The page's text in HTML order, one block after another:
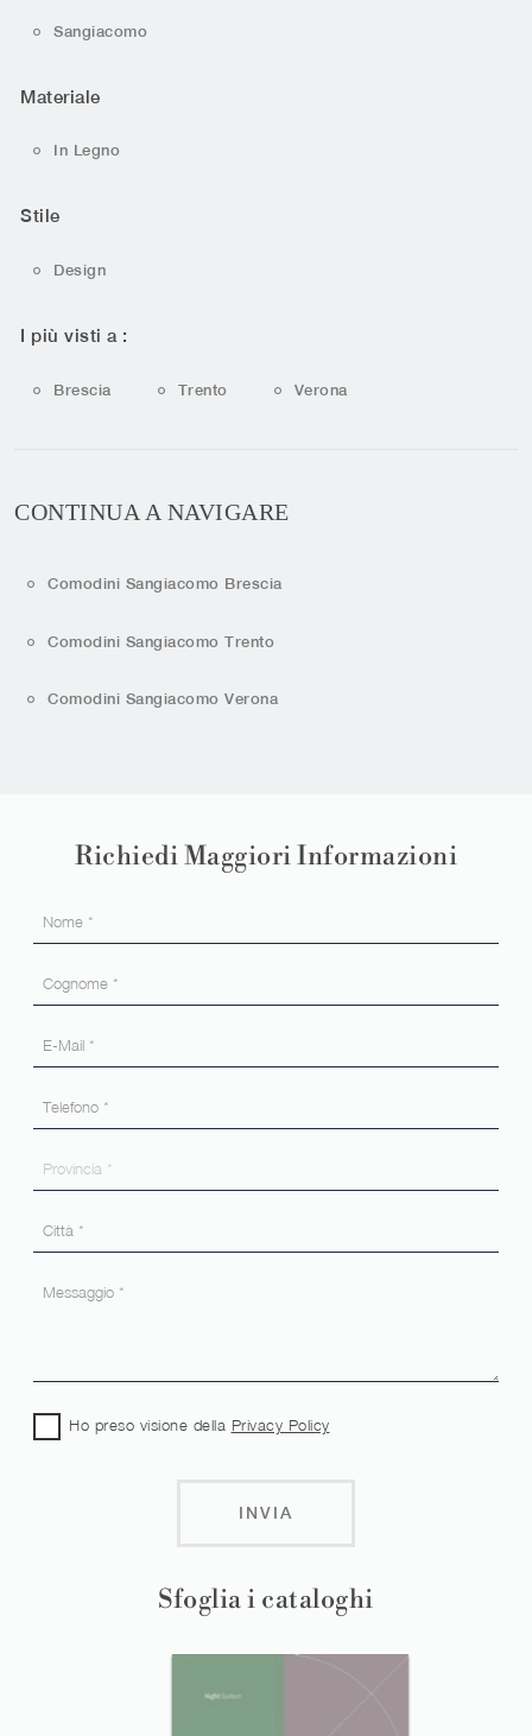
Sangiacomo
Materiale
In Legno
Stile
Design
I più visti a :
Brescia Trento Verona
CONTINUA A NAVIGARE
Comodini Sangiacomo Brescia
Comodini Sangiacomo Trento
Comodini Sangiacomo Verona
Sfoglia i cataloghi
Richiedi Maggiori Informazioni
Ho preso visione della Privacy Policy
INVIA